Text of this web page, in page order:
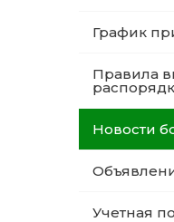
График
Правила
Новости
Учетная